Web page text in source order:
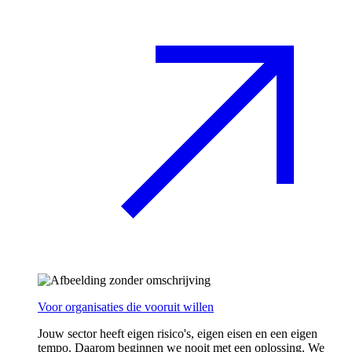
Voor organisaties die vooruit willen
Jouw sector heeft eigen risico's, eigen eisen en een eigen
tempo. Daarom beginnen we nooit met een oplossing. We